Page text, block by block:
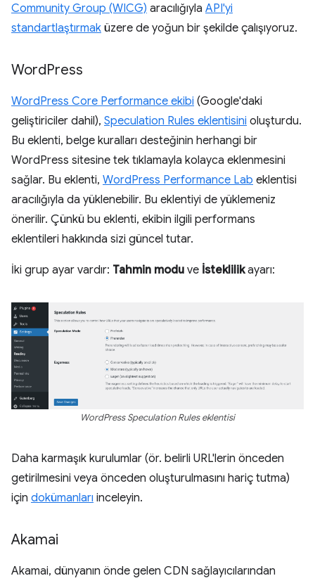
Community Group (WICG) aracılığıyla API'yi
standartlaştırmak üzere de yoğun bir şekilde çalışıyoruz.
WordPress
WordPress Core Performance ekibi (Google'daki
geliştiriciler dahil), Speculation Rules eklentisini oluşturdu.
Bu eklenti, belge kuralları desteğinin herhangi bir
WordPress sitesine tek tıklamayla kolayca eklenmesini
sağlar. Bu eklenti, WordPress Performance Lab eklentisi
aracılığıyla da yüklenebilir. Bu eklentiyi de yüklemeniz
önerilir. Çünkü bu eklenti, ekibin ilgili performans
eklentileri hakkında sizi güncel tutar.
İki grup ayar vardır: Tahmin modu ve İsteklilikayarı:
WordPress Speculation Rules eklentisi
Daha karmaşık kurulumlar (ör. belirli URL'lerin önceden
getirilmesini veya önceden oluşturulmasını hariç tutma)
için dokümanları inceleyin.
Akamai
Akamai, dünyanın önde gelen CDN sağlayıcılarından